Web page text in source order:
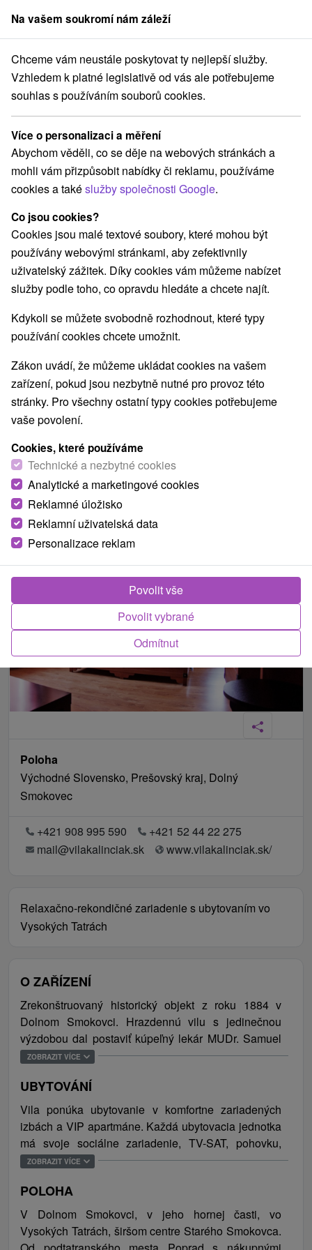
člen skupinySorger
Dolný Smokovec Vila Kalinčiak AESCULAP *** Dolný Smokovec
Vila Kalinčiak AESCULAP
Dolný Smokovec
Dolný Smokovec
Rezervovat přes booking
REZERVACE A VÝBĚR POBYTU
Kontaktujte přímo ubytovatele.
Navigovat do místa
Poloha
Východné Slovensko, Prešovský kraj, Dolný
Smokovec
+421 908 995 590
+421 52 44 22 275
mail@vilakalinciak.sk
www.vilakalinciak.sk/
Relaxačno-rekondičné zariadenie s ubytovaním vo
Vysokých Tatrách
O ZAŘÍZENÍ
Zrekonštruovaný historický objekt z roku 1884 v
Dolnom Smokovci. Hrazdennú vilu s jedinečnou
výzdobou dal postaviť kúpeľný lekár MUDr. Samuel
Pappa a pomenoval ju podľa antického boha
grafitovou výzdobou prešla v roku 2011 rozsiahlou
rekonštrukciou a modernizáciou interiéru, ako aj
prestavbou sedlovej strechy, v ktorej vznikli 4
apartmány. V prízemí vily je samostatná bytová
jednotka, na poschodí a v podkrovnej časti sa
nachádza relaxačno-rekondičné zariadenie s
možnosťou ubytovania. Hosťom ponúka izby
s grilom ako aj uschovňu batožiny a lyží. V celom
objekte je bezplatne WiFi pripojenie a možnosť
ZOBRAZIT VÍCE
UBYTOVÁNÍ
Vila ponúka ubytovanie v komfortne zariadených
izbách a VIP apartmáne. Každá ubytovacia jednotka
má svoje sociálne zariadenie, TV-SAT, pohovku,
kvalitné matrace s antialergickým poťahom v
stranou, antialergické paplóny a podušky. Celková
kapacita ubytovania je 19 osôb.
ZOBRAZIT VÍCE
POLOHA
V Dolnom Smokovci, v jeho hornej časti, vo
Vysokých Tatrách, širšom centre Starého Smokovca.
Na vašem soukromí nám záleží
Chceme vám neustále poskytovat ty nejlepší služby.
Vzhledem k platné legislativě od vás ale potřebujeme
souhlas s používáním souborů cookies.
Více o personalizaci a měření
Abychom věděli, co se děje na webových stránkách a
mohli vám přizpůsobit nabídky či reklamu, používáme
cookies a takéslužby společnosti Google.
Co jsou cookies?
Cookies jsou malé textové soubory, které mohou být
používány webovými stránkami, aby zefektivnily
uživatelský zážitek. Díky cookies vám můžeme nabízet
služby podle toho, co opravdu hledáte a chcete najít.
Kdykoli se můžete svobodně rozhodnout, které typy
používání cookies chcete umožnit.
Zákon uvádí, že můžeme ukládat cookies na vašem
zařízení, pokud jsou nezbytně nutné pro provoz této
stránky. Pro všechny ostatní typy cookies potřebujeme
vaše povolení.
Cookies, které používáme
Technické a nezbytné cookies
Analytické a marketingové cookies
Reklamné úložisko
Reklamní uživatelská data
Personalizace reklam
Odmítnut
Povolit vybrané
Povolit vše